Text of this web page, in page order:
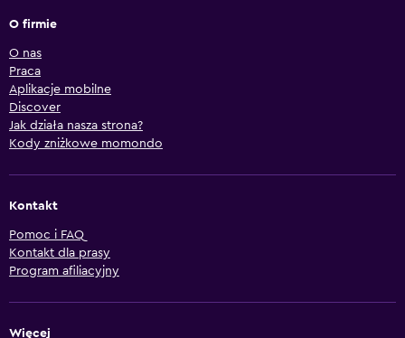
O firmie
O nas
Praca
Aplikacje mobilne
Discover
Jak działa nasza strona?
Kody zniżkowe momondo
Kontakt
Pomoc i FAQ
Kontakt dla prasy
Program afiliacyjny
Więcej